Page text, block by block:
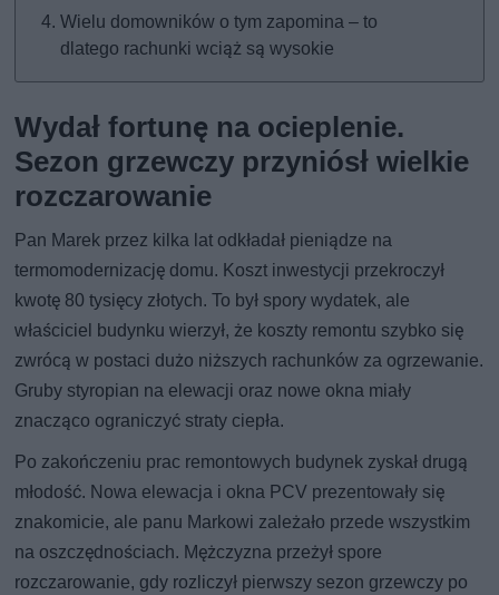
Wielu domowników o tym zapomina – to
dlatego rachunki wciąż są wysokie
Wydał fortunę na ocieplenie.
Sezon grzewczy przyniósł wielkie
rozczarowanie
Pan Marek przez kilka lat odkładał pieniądze na
termomodernizację domu. Koszt inwestycji przekroczył
kwotę 80 tysięcy złotych. To był spory wydatek, ale
właściciel budynku wierzył, że koszty remontu szybko się
zwrócą w postaci dużo niższych rachunków za ogrzewanie.
Gruby styropian na elewacji oraz nowe okna miały
znacząco ograniczyć straty ciepła.
Po zakończeniu prac remontowych budynek zyskał drugą
młodość. Nowa elewacja i okna PCV prezentowały się
znakomicie, ale panu Markowi zależało przede wszystkim
na oszczędnościach. Mężczyzna przeżył spore
rozczarowanie, gdy rozliczył pierwszy sezon grzewczy po